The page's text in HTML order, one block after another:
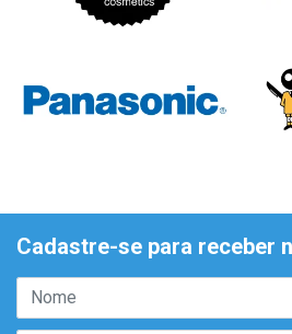
Cadastre-se para receber